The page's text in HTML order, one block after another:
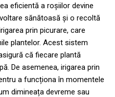
eficientă a roșiilor devine
sănătoasă și o recoltă
prin picurare, care
plantelor. Acest sistem
că fiecare plantă
De asemenea, irigarea prin
a funcționa în momentele
dimineața devreme sau